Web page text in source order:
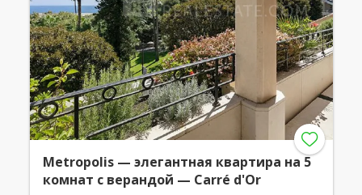
Metropolis — элегантная квартира на 5
комнат с верандой — Carré d'Or